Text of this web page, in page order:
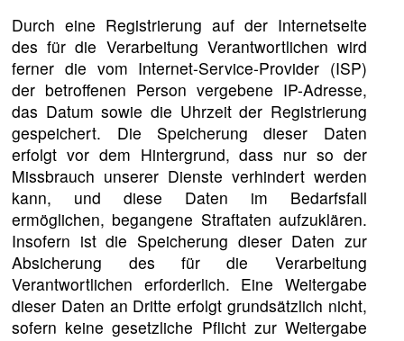
Durch eine Registrierung auf der Internetseite
des für die Verarbeitung Verantwortlichen wird
ferner die vom Internet-Service-Provider (ISP)
der betroffenen Person vergebene IP-Adresse,
das Datum sowie die Uhrzeit der Registrierung
gespeichert. Die Speicherung dieser Daten
erfolgt vor dem Hintergrund, dass nur so der
Missbrauch unserer Dienste verhindert werden
kann, und diese Daten im Bedarfsfall
ermöglichen, begangene Straftaten aufzuklären.
Insofern ist die Speicherung dieser Daten zur
Absicherung des für die Verarbeitung
Verantwortlichen erforderlich. Eine Weitergabe
dieser Daten an Dritte erfolgt grundsätzlich nicht,
sofern keine gesetzliche Pflicht zur Weitergabe